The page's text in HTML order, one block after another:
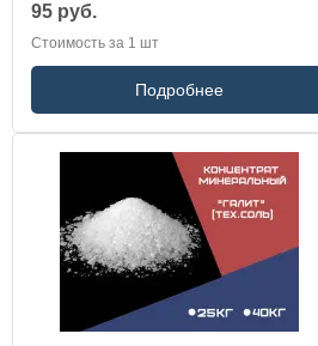
95 руб.
Стоимость за 1 шт
Подробнее